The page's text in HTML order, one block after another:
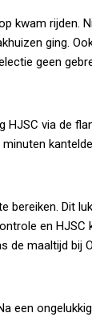
kwam rijden.
ging.
geen
HJSC via de
bereiken. Dit
en HJSC
de maaltijd bij
een